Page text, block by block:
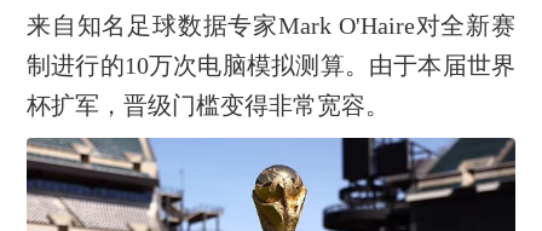
来自知名足球数据专家Mark O'Haire对全新赛
制进行的10万次电脑模拟测算。由于本届世界
杯扩军，晋级门槛变得非常宽容。